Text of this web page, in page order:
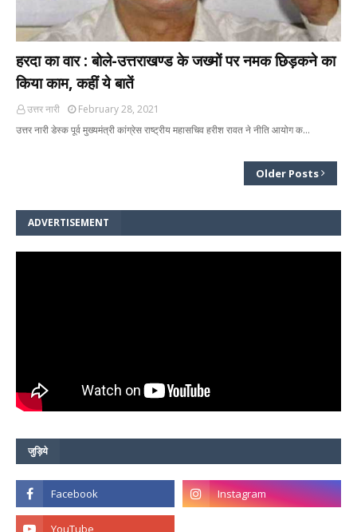
हरदा का वार : बोले-उत्तराखण्ड के जख्मों पर नमक छिड़कने का
किया काम, कहीं ये बातें
उत्तर नारी
February 28, 2021
उत्तर नारी डेस्क पूर्व मुख्यमंत्री कांग्रेस राष्ट्रीय महासचिव हरीश रावत ने नीति आयोग क…
Older Posts
ADVERTISEMENT
जुड़िये